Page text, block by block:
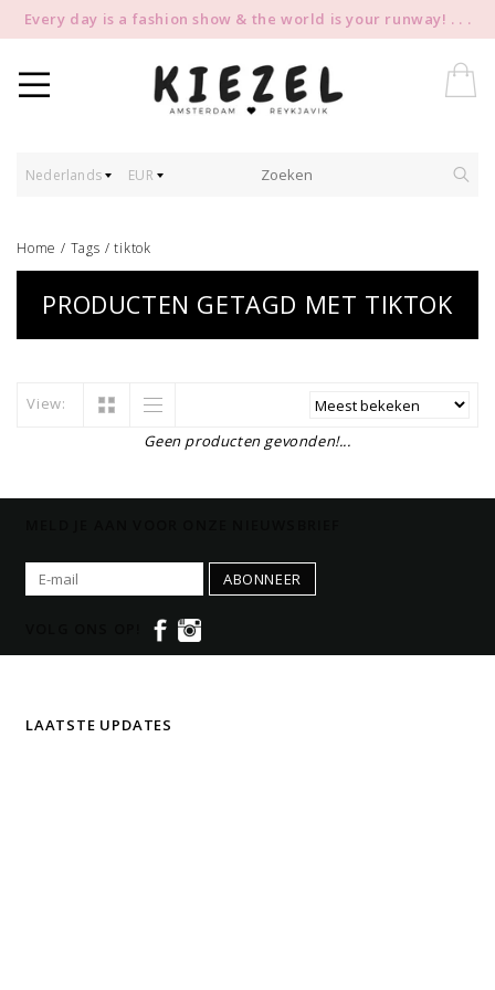
Every day is a fashion show & the world is your runway! . . .
Nederlands EUR
Home / Tags /tiktok
PRODUCTEN GETAGD MET TIKTOK
View:
Geen producten gevonden!...
ABONNEER
LAATSTE UPDATES